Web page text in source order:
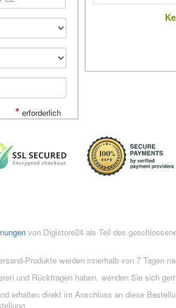
* erforderlich
von Digistore24 als Teil des
Produkte werden innerhalb von 7 Tagen
und Rückfragen haben, wenden Sie sich
erhalten direkt im Anschluss an diese